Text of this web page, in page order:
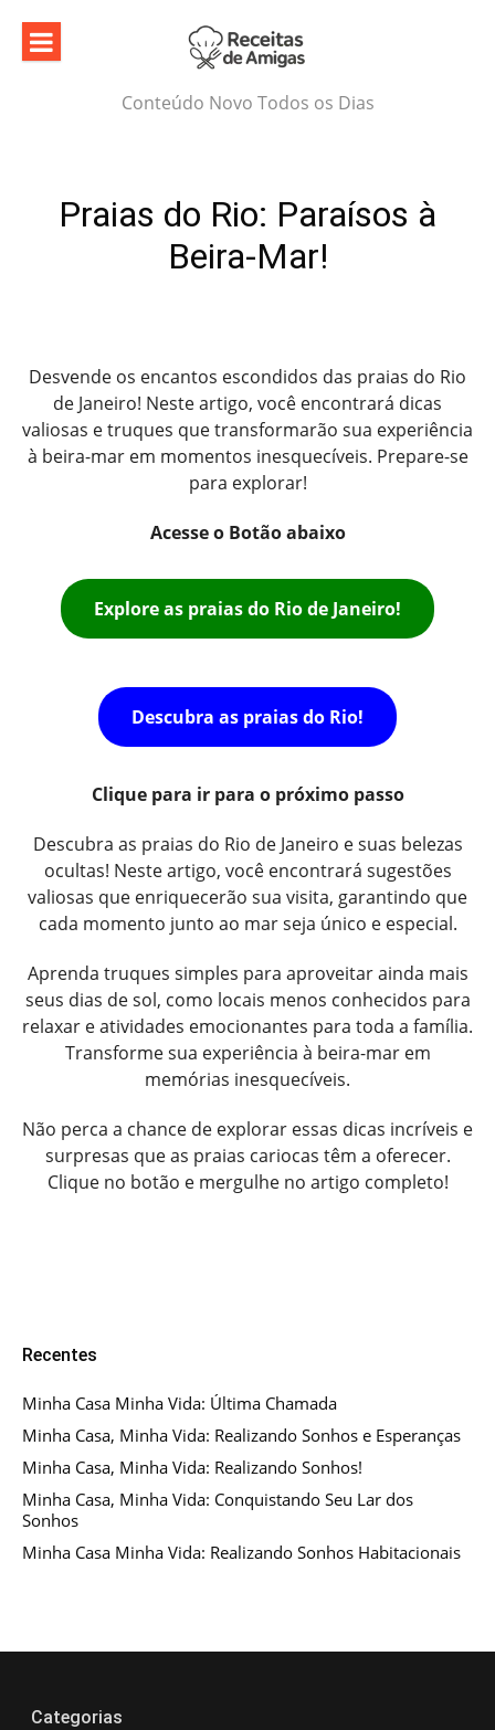
content
Conteúdo Novo Todos os Dias
Praias do Rio: Paraísos à
Beira-Mar!
Desvende os encantos escondidos das praias do Rio
de Janeiro! Neste artigo, você encontrará dicas
valiosas e truques que transformarão sua experiência
à beira-mar em momentos inesquecíveis. Prepare-se
para explorar!
Acesse o Botão abaixo
Explore as praias do Rio de Janeiro!
Descubra as praias do Rio!
Clique para ir para o próximo passo
Descubra as praias do Rio de Janeiro e suas belezas
ocultas! Neste artigo, você encontrará sugestões
valiosas que enriquecerão sua visita, garantindo que
cada momento junto ao mar seja único e especial.
Aprenda truques simples para aproveitar ainda mais
seus dias de sol, como locais menos conhecidos para
relaxar e atividades emocionantes para toda a família.
Transforme sua experiência à beira-mar em
memórias inesquecíveis.
Não perca a chance de explorar essas dicas incríveis e
surpresas que as praias cariocas têm a oferecer.
Clique no botão e mergulhe no artigo completo!
Recentes
Minha Casa Minha Vida: Última Chamada
Minha Casa, Minha Vida: Realizando Sonhos e Esperanças
Minha Casa, Minha Vida: Realizando Sonhos!
Minha Casa, Minha Vida: Conquistando Seu Lar dos
Sonhos
Minha Casa Minha Vida: Realizando Sonhos Habitacionais
Categorias